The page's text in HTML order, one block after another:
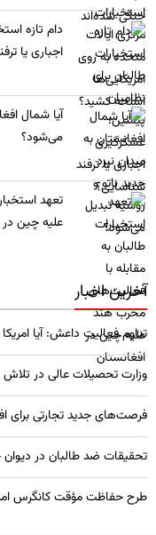
​دام تازه
اجباری یا
​آیا شمال
می‌شود؟
تعهد
علیه چین در
آخرین اخبار
تداوم فعالیت داعش: آیا
وزارت تحصیلات عالی در
فرصت‌های جدید تجارتی برای
تحقیقات ضد طالبان در دیوان
طرح حفاظت مؤقت کانگرس